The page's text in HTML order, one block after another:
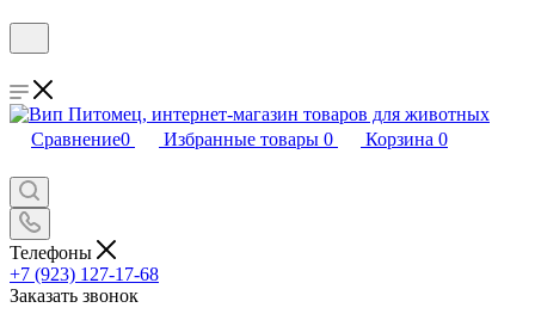
Сравнение0 Избранные товары 0 Корзина 0
Телефоны
+7 (923) 127-17-68
Заказать звонок